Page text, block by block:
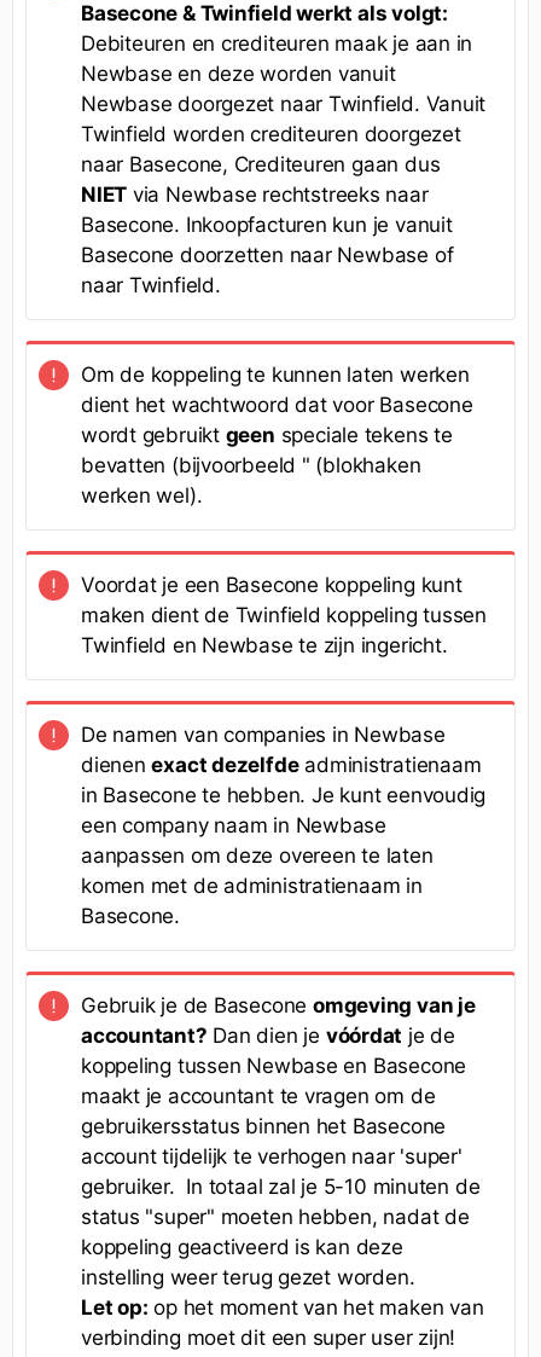
Basecone & Twinfield werkt als volgt:
Debiteuren en crediteuren maak je aan in
Newbase en deze worden vanuit
Newbase doorgezet naar Twinfield. Vanuit
Twinfield worden crediteuren doorgezet
naar Basecone, Crediteuren gaan dus
NIET via Newbase rechtstreeks naar
Basecone. Inkoopfacturen kun je vanuit
Basecone doorzetten naar Newbase of
naar Twinfield.
Om de koppeling te kunnen laten werken
dient het wachtwoord dat voor Basecone
wordt gebruikt geen speciale tekens te
bevatten (bijvoorbeeld " (blokhaken
werken wel).
Voordat je een Basecone koppeling kunt
maken dient de Twinfield koppeling tussen
Twinfield en Newbase te zijn ingericht.
De namen van companies in Newbase
dienenexact dezelfdeadministratienaam
in Basecone te hebben. Je kunt eenvoudig
een company naam in Newbase
aanpassen om deze overeen te laten
komen met de administratienaam in
Basecone.
Gebruik je de Basecone omgeving van je
accountant? Dan dien je vóórdat je de
koppeling tussen Newbase en Basecone
maakt je accountant te vragen om de
gebruikersstatus binnen het Basecone
account tijdelijk te verhogen naar 'super'
gebruiker. In totaal zal je 5-10 minuten de
status "super" moeten hebben, nadat de
koppeling geactiveerd is kan deze
instelling weer terug gezet worden.
Let op: op het moment van het maken van
verbinding moet dit een super user zijn!